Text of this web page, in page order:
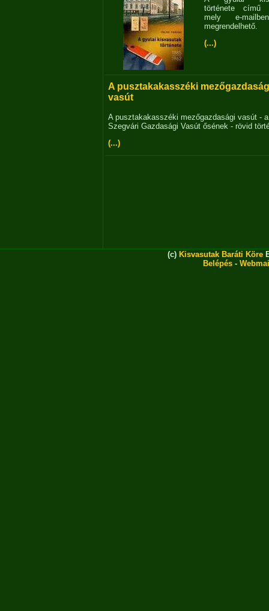
története című
mely e-
megrendelhető.
(...)
A pusztakakasszéki
vasút
A pusztakakasszéki mezőgazdasági vasút - a
Szegvári Gazdasági Vasút ősének - rövid
(...)
(c) Kisvasutak Baráti Köre
Belépés -